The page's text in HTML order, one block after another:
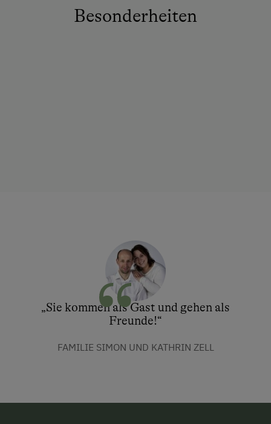
Besonderheiten
„Sie kommen als Gast und gehen als
Freunde!“
FAMILIE SIMON UND KATHRIN ZELL